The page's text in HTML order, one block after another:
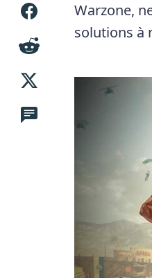
Warzone,
solutions à